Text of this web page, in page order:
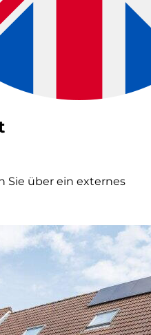
Sie über ein externes